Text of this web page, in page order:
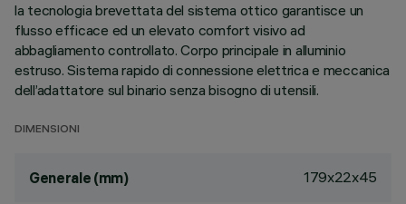
la tecnologia brevettata del sistema ottico garantisce un
flusso efficace ed un elevato comfort visivo ad
abbagliamento controllato. Corpo principale in alluminio
estruso. Sistema rapido di connessione elettrica e meccanica
dell’adattatore sul binario senza bisogno di utensili.
DIMENSIONI
Generale (mm) 179x22x45